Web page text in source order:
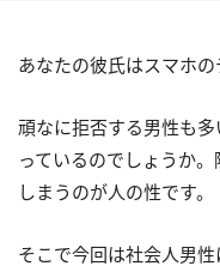
あなたの彼氏はスマホ
頑なに拒否する男性も
っているのでしょうか
しまうのが人の性です。
そこで今回は社会人男